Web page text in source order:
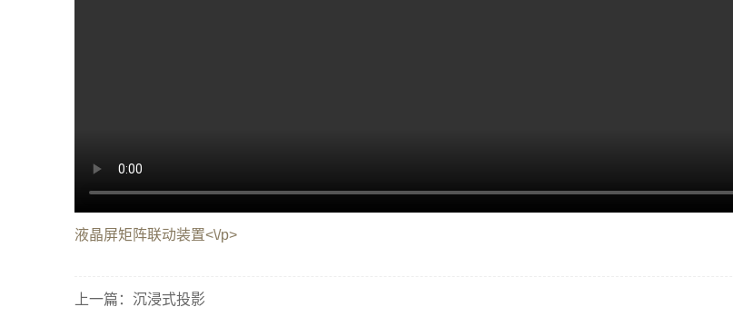
液晶屏矩阵联动装置<\/p>
上一篇： 沉浸式投影